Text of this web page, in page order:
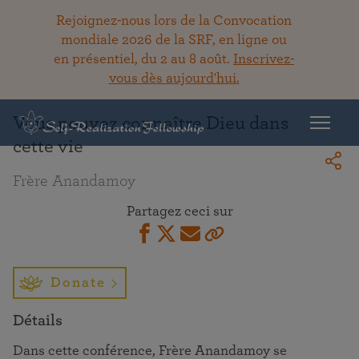
Rejoignez-nous lors de la Convocation
mondiale 2026 de la SRF, en ligne ou
en présentiel, du 2 au 8 août. Inscrivez-
vous dès aujourd'hui.
Retour à la bibliothèque
Vous pouvez connaître Dieu dans
cette vie
Frère Anandamoy
Partagez ceci sur
Donate
Détails
Dans cette conférence, Frère Anandamoy se